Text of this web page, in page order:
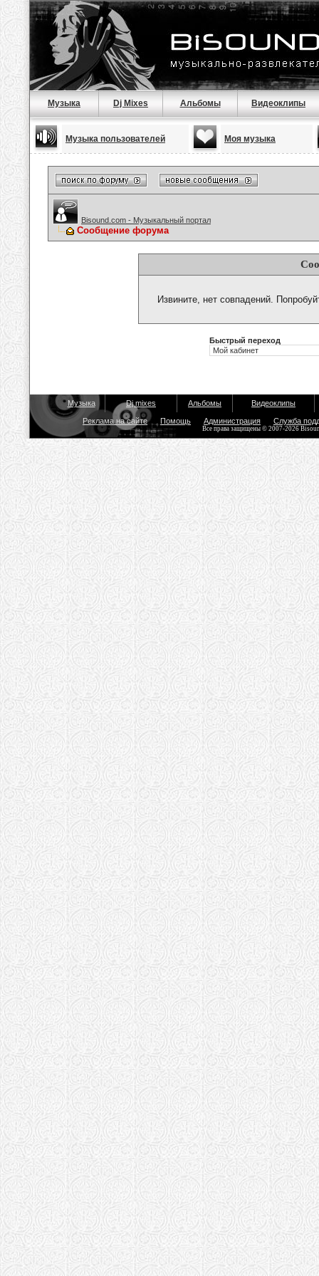
Музыка Dj Mixes Альбомы Видеоклипы
Музыка пользователей Моя музыка
Bisound.com - Музыкальный портал
Сообщение форума
Извините, нет совпадений.
Быстрый переход
Музыка Dj mixes Альбомы Видеоклипы
Реклама на сайте Помощь Администрация Служба
Все права защищены © 2007-2026